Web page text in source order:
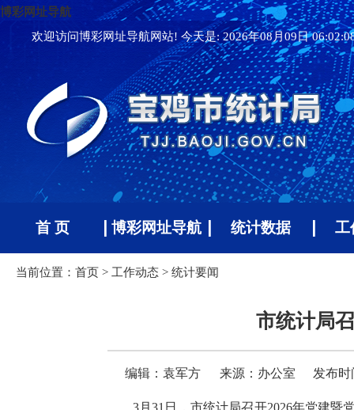
博彩网址导航
欢迎访问博彩网址导航网站! 今天是:2026年08月09日
首 页 博彩网址导航 统计数据 工
当前位置： 首页 > 工作动态 > 统计要闻
市统计局
编辑：袁军方 来源：办公室 发布时
3月31日，市统计局召开2026年党建暨